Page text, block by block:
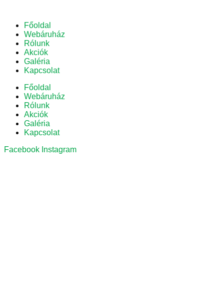
Főoldal
Webáruház
Rólunk
Akciók
Galéria
Kapcsolat
Főoldal
Webáruház
Rólunk
Akciók
Galéria
Kapcsolat
Facebook Instagram